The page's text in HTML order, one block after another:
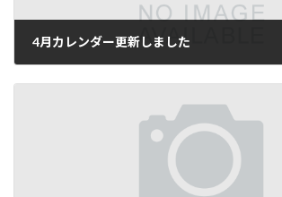
4月カレンダー更新しました